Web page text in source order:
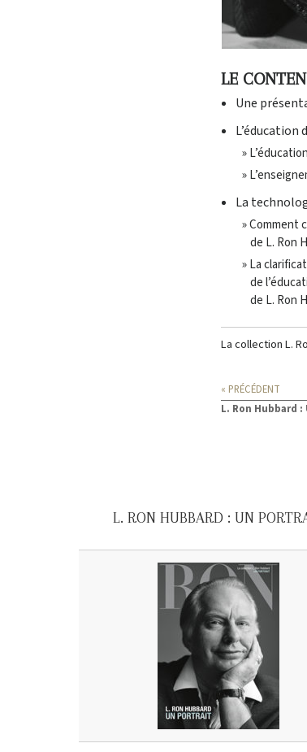
LE
Une
L’éducation
»
»
La
» Comment
de L. Ron
» La
de
de L. Ron
La collection L.
« PRÉCÉDENT
L. Ron Hubbard
L. RON HUBBARD : UN